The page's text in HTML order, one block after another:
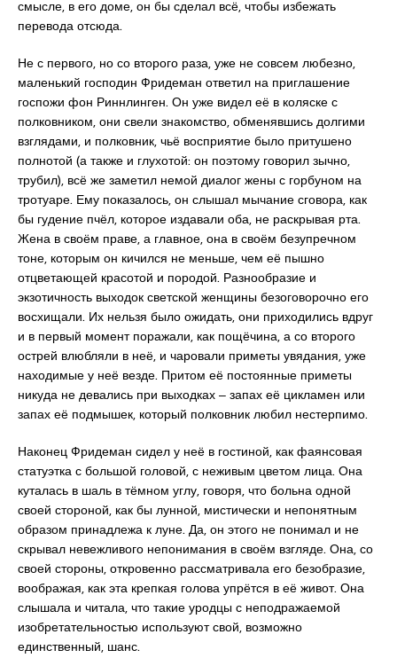
смысле, в его доме, он бы сделал всё, чтобы избежать
перевода отсюда.
Не с первого, но со второго раза, уже не совсем любезно,
маленький господин Фридеман ответил на приглашение
госпожи фон Риннлинген. Он уже видел её в коляске с
полковником, они свели знакомство, обменявшись долгими
взглядами, и полковник, чьё восприятие было притушено
полнотой (а также и глухотой: он поэтому говорил зычно,
трубил), всё же заметил немой диалог жены с горбуном на
тротуаре. Ему показалось, он слышал мычание сговора, как
бы гудение пчёл, которое издавали оба, не раскрывая рта.
Жена в своём праве, а главное, она в своём безупречном
тоне, которым он кичился не меньше, чем её пышно
отцветающей красотой и породой. Разнообразие и
экзотичность выходок светской женщины безоговорочно его
восхищали. Их нельзя было ожидать, они приходились вдруг
и в первый момент поражали, как пощёчина, а со второго
острей влюбляли в неё, и чаровали приметы увядания, уже
находимые у неё везде. Притом её постоянные приметы
никуда не девались при выходках ‒ запах её цикламен или
запах её подмышек, который полковник любил нестерпимо.
Наконец Фридеман сидел у неё в гостиной, как фаянсовая
статуэтка с большой головой, с неживым цветом лица. Она
куталась в шаль в тёмном углу, говоря, что больна одной
своей стороной, как бы лунной, мистически и непонятным
образом принадлежа к луне. Да, он этого не понимал и не
скрывал невежливого непонимания в своём взгляде. Она, со
своей стороны, откровенно рассматривала его безобразие,
воображая, как эта крепкая голова упрётся в её живот. Она
слышала и читала, что такие уродцы с неподражаемой
изобретательностью используют свой, возможно
единственный, шанс.